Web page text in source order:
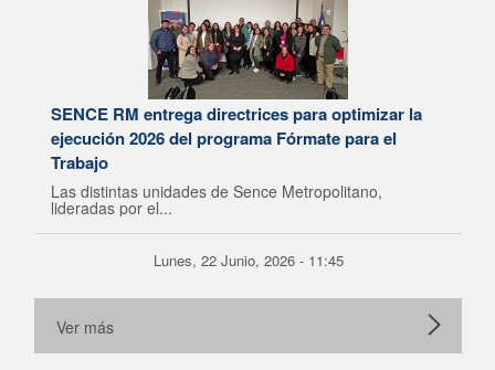
SENCE RM entrega directrices para optimizar la
ejecución 2026 del programa Fórmate para el
Trabajo
Las distintas unidades de Sence Metropolitano,
lideradas por el...
Lunes, 22 Junio, 2026 - 11:45
Ver más